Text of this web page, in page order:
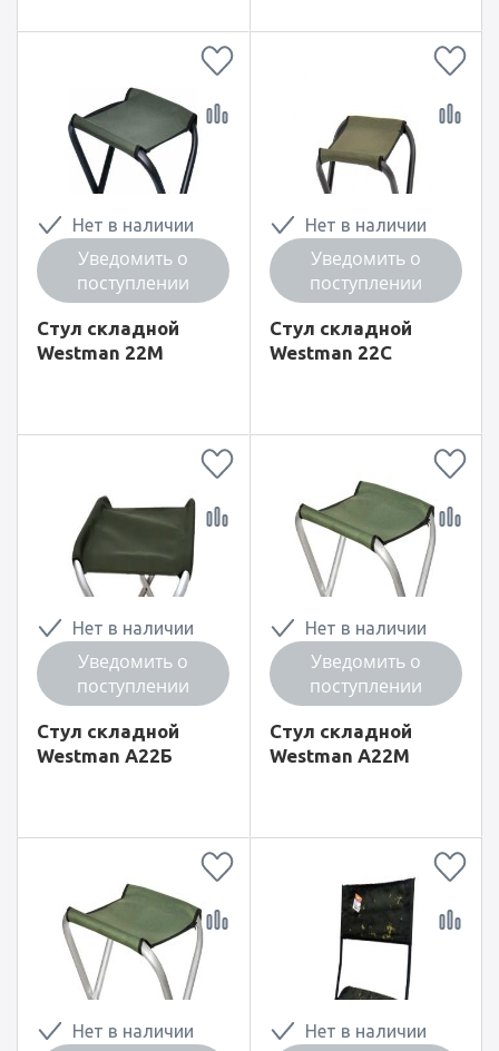
Нет в наличии
Уведомить о
поступлении
Стул складной
Westman 22М
Нет в наличии
Уведомить о
поступлении
Стул складной
Westman 22С
Нет в наличии
Уведомить о
поступлении
Стул складной
Westman А22Б
Нет в наличии
Уведомить о
поступлении
Стул складной
Westman А22М
Нет в наличии Нет в наличии